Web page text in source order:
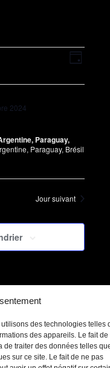
des technologies telles
des appareils. Le fait de
de traiter des données telles
sur ce site. Le fait de ne pas
Navigation
parde
Jour
2024
Paraguay,
Paraguay, Brésil
Jour suivant